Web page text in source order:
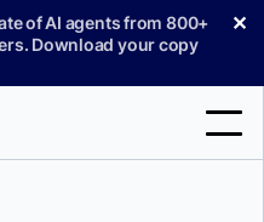
of AI agents from 800+
Download your copy
✕